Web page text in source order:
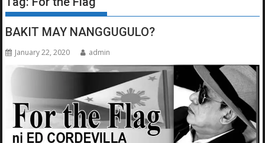
BAKIT MAY NANGGUGULO?
January 22, 2020 admin